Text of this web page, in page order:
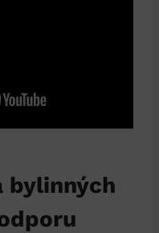
bylinných